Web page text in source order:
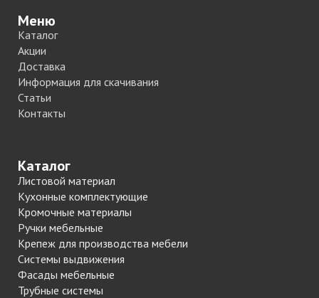
Меню
Каталог
Акции
Доставка
Информация для скачивания
Статьи
Контакты
Каталог
Листовой материал
Кухонные комплектующие
Кромочные материалы
Ручки мебельные
Крепеж для производства мебели
Системы выдвижения
Фасады мебельные
Трубные системы